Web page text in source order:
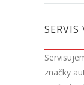
SERVIS
značky